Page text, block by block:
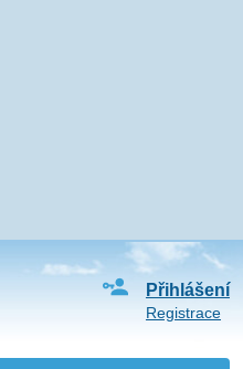
Přihlášení
Registrace